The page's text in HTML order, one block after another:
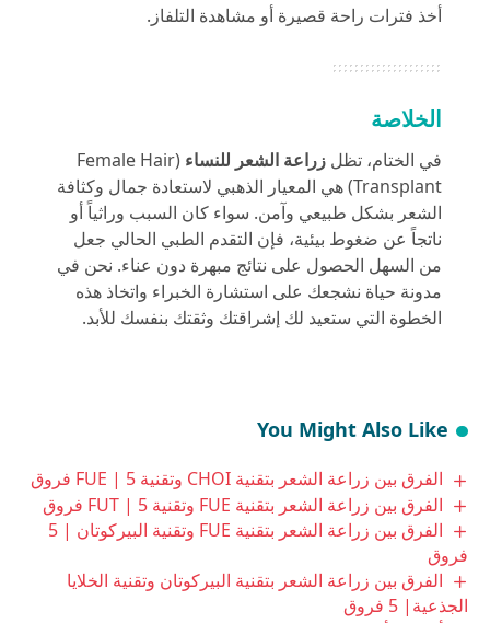
أخذ فترات راحة قصيرة أو مشاهدة التلفاز.
الخلاصة
في الختام، تظل زراعة الشعر للنساء (Female Hair
Transplant) هي المعيار الذهبي لاستعادة جمال وكثافة
الشعر بشكل طبيعي وآمن. سواء كان السبب وراثياً أو
ناتجاً عن ضغوط بيئية، فإن التقدم الطبي الحالي جعل
من السهل الحصول على نتائج مبهرة دون عناء. نحن في
مدونة حياة نشجعك على استشارة الخبراء واتخاذ هذه
الخطوة التي ستعيد لك إشراقتك وثقتك بنفسك للأبد.
You Might Also Like
الفرق بين زراعة الشعر بتقنية CHOI وتقنية FUE | 5 فروق
الفرق بين زراعة الشعر بتقنية FUE وتقنية FUT | 5 فروق
الفرق بين زراعة الشعر بتقنية FUE وتقنية البيركوتان | 5
فروق
الفرق بين زراعة الشعر بتقنية البيركوتان وتقنية الخلايا
الجذعية| 5 فروق